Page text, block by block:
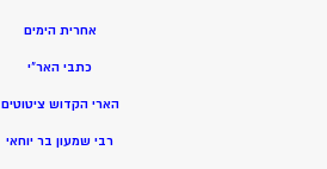
אחרית הימים
כתבי האר”י
הארי הקדוש ציטוטים
רבי שמעון בר יוחאי